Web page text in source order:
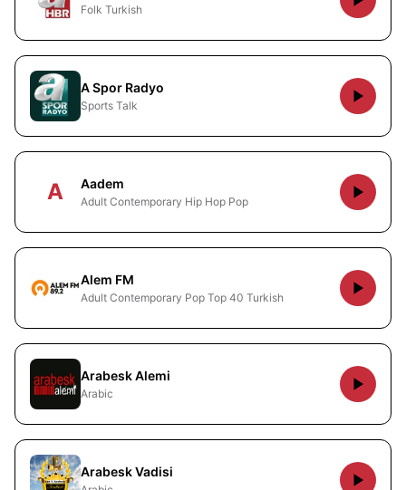
Folk Turkish
A Spor Radyo
Sports Talk
A Aadem
Adult Contemporary Hip Hop Pop
Alem FM
Adult Contemporary Pop Top 40 Turkish
Arabesk Alemi
Arabic
Arabesk Vadisi